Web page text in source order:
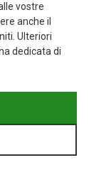
vostre
anche il
Ulteriori
dedicata di